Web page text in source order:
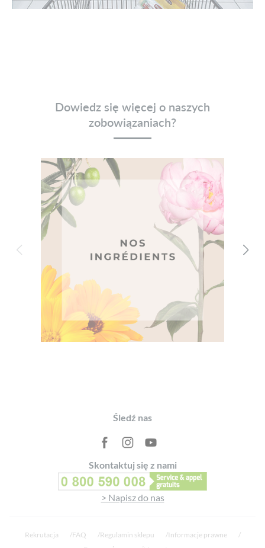
Dowiedz się więcej o naszych
zobowiązaniach?
Śledź nas
Skontaktuj się z nami
> Napisz do nas
Rekrutacja FAQ Regulamin sklepu
Informacje prawne